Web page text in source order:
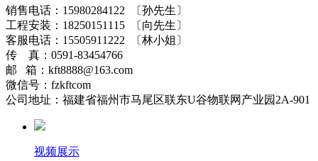
销售电话：15980284122 〔孙先生〕
工程安装：18250151115 〔向先生〕
客服电话：15505911222 〔林小姐〕
传 真：0591-83454766
邮 箱：kft8888@163.com
微信号：fzkftcom
公司地址：福建省福州市马尾区联东U谷物联网产业园2A-901
视频展示